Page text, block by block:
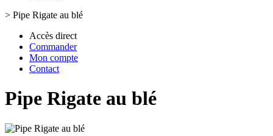
> Pipe Rigate au blé
Accès direct
Commander
Mon compte
Contact
Pipe Rigate au blé